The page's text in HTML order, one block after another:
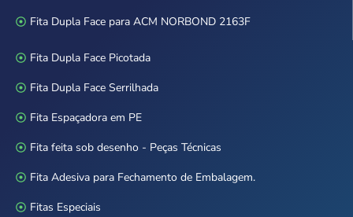
Fita Dupla Face para ACM NORBOND 2163F
Fita Dupla Face Picotada
Fita Dupla Face Serrilhada
Fita Espaçadora em PE
Fita feita sob desenho - Peças Técnicas
Fita Adesiva para Fechamento de Embalagem.
Fitas Especiais